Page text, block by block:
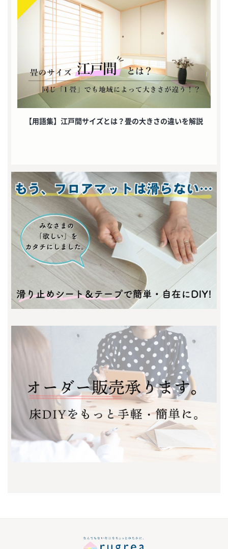
【用語集】江戸間サイズとは？畳の大きさの違いを解説